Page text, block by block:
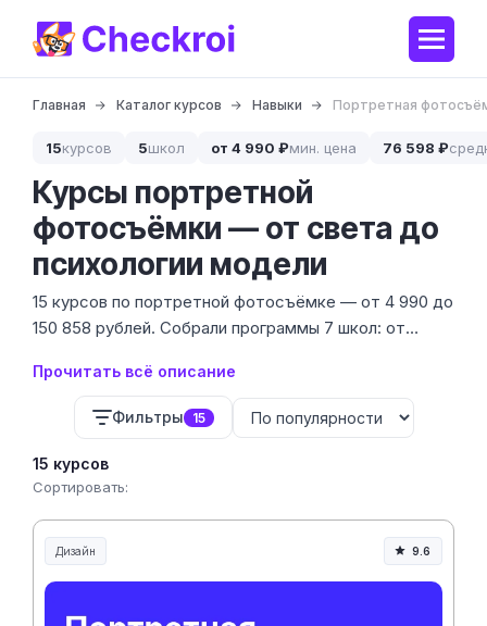
Главная Каталог курсов Навыки Портретная
15курсов 5школ от 4 990 ₽мин. цена 76 598 ₽
Курсы портретной
фотосъёмки — от света до
психологии модели
15 курсов по портретной фотосъёмке — от 4 990 до
150 858 рублей. Собрали программы 7 школ: от
полноценных программ с психологией работы с
моделью и коммерческой съёмкой.
Прочитать всё описание
Фильтры 15
15 курсов
Сортировать:
Дизайн 9.6